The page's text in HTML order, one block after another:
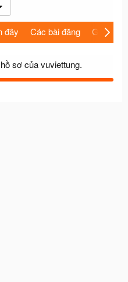
đây Các bài đăng Giới thiệu
sơ của vuviettung.